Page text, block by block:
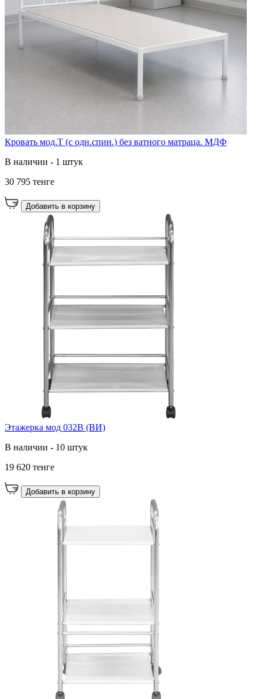
Кровать мод.Т (с одн.спин.) без ватного матраца. МДФ
В наличии - 1 штук
30 795 тенге
Добавить в корзину
Этажерка мод 032B (ВИ)
В наличии - 10 штук
19 620 тенге
Добавить в корзину